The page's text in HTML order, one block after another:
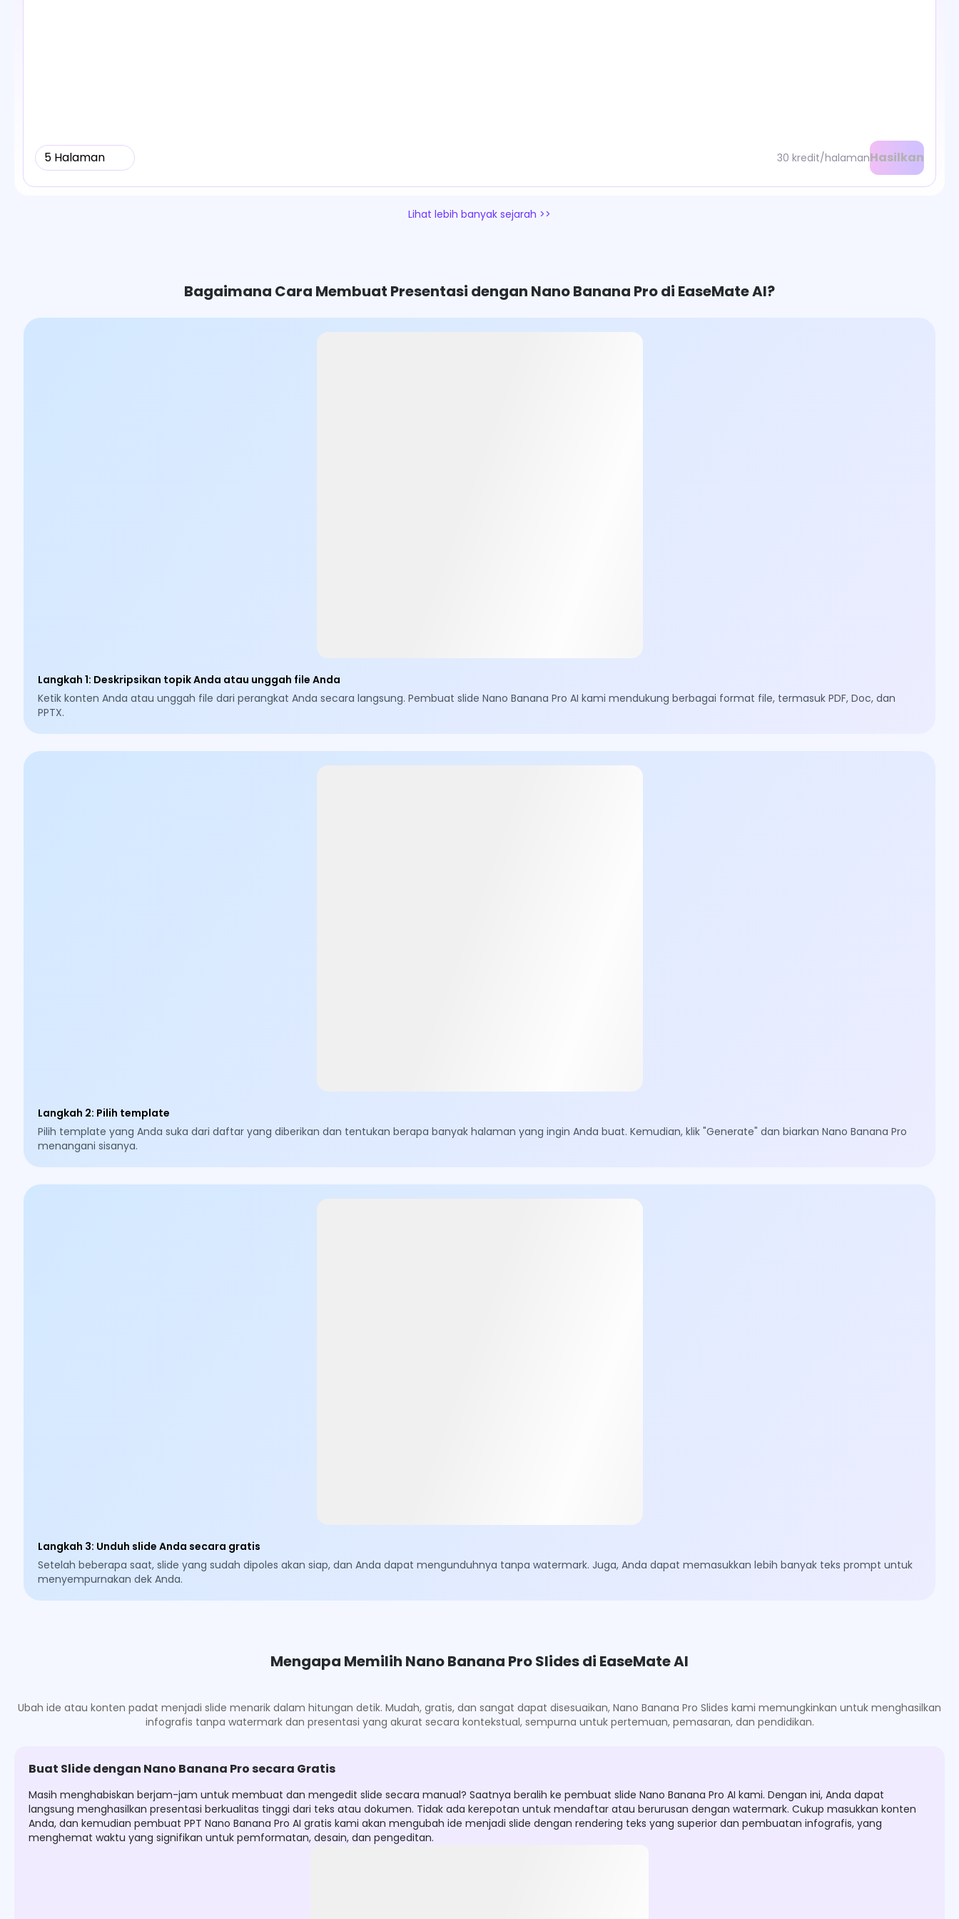
5 Halaman 30 kredit/halamanHasilkan
Lihat lebih banyak sejarah >>
Bagaimana Cara Membuat Presentasi dengan Nano Banana Pro di EaseMate AI?
Langkah 1: Deskripsikan topik Anda atau unggah file Anda
Ketik konten Anda atau unggah file dari perangkat Anda secara langsung. Pembuat slide Nano Banana Pro AI kami mendukung berbagai format file, termasuk PDF, Doc, dan
PPTX.
Langkah 2: Pilih template
Pilih template yang Anda suka dari daftar yang diberikan dan tentukan berapa banyak halaman yang ingin Anda buat. Kemudian, klik "Generate" dan biarkan Nano Banana Pro
menangani sisanya.
Langkah 3: Unduh slide Anda secara gratis
Setelah beberapa saat, slide yang sudah dipoles akan siap, dan Anda dapat mengunduhnya tanpa watermark. Juga, Anda dapat memasukkan lebih banyak teks prompt untuk
menyempurnakan dek Anda.
Mengapa Memilih Nano Banana Pro Slides di EaseMate AI
Ubah ide atau konten padat menjadi slide menarik dalam hitungan detik. Mudah, gratis, dan sangat dapat disesuaikan, Nano Banana Pro Slides kami memungkinkan untuk menghasilkan
infografis tanpa watermark dan presentasi yang akurat secara kontekstual, sempurna untuk pertemuan, pemasaran, dan pendidikan.
Buat Slide dengan Nano Banana Pro secara Gratis
Masih menghabiskan berjam-jam untuk membuat dan mengedit slide secara manual? Saatnya beralih ke pembuat slide Nano Banana Pro AI kami. Dengan ini, Anda dapat
langsung menghasilkan presentasi berkualitas tinggi dari teks atau dokumen. Tidak ada kerepotan untuk mendaftar atau berurusan dengan watermark. Cukup masukkan konten
Anda, dan kemudian pembuat PPT Nano Banana Pro AI gratis kami akan mengubah ide menjadi slide dengan rendering teks yang superior dan pembuatan infografis, yang
menghemat waktu yang signifikan untuk pemformatan, desain, dan pengeditan.